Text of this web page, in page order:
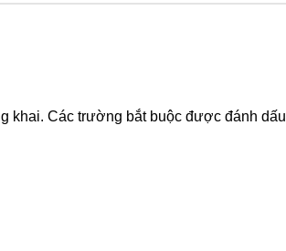
khai. Các trường bắt buộc được đánh dấu